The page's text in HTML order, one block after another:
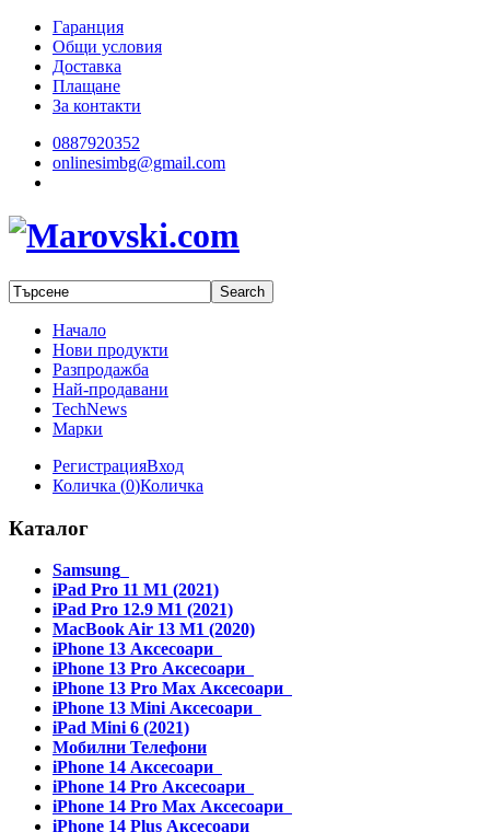
Гаранция
Общи условия
Доставка
Плащане
За контакти
0887920352
onlinesimbg@gmail.com
Начало
Нови продукти
Разпродажба
Най-продавани
TechNews
Марки
РегистрацияВход
Количка (0)Количка
Каталог
Samsung
iPad Pro 11 M1 (2021)
iPad Pro 12.9 M1 (2021)
MacBook Air 13 M1 (2020)
iPhone 13 Аксесоари
iPhone 13 Pro Аксесоари
iPhone 13 Pro Max Аксесоари
iPhone 13 Mini Аксесоари
iPad Mini 6 (2021)
Мобилни Телефони
iPhone 14 Аксесоари
iPhone 14 Pro Аксесоари
iPhone 14 Pro Max Аксесоари
iPhone 14 Plus Аксесоари